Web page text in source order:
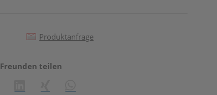
Produktanfrage
teilen